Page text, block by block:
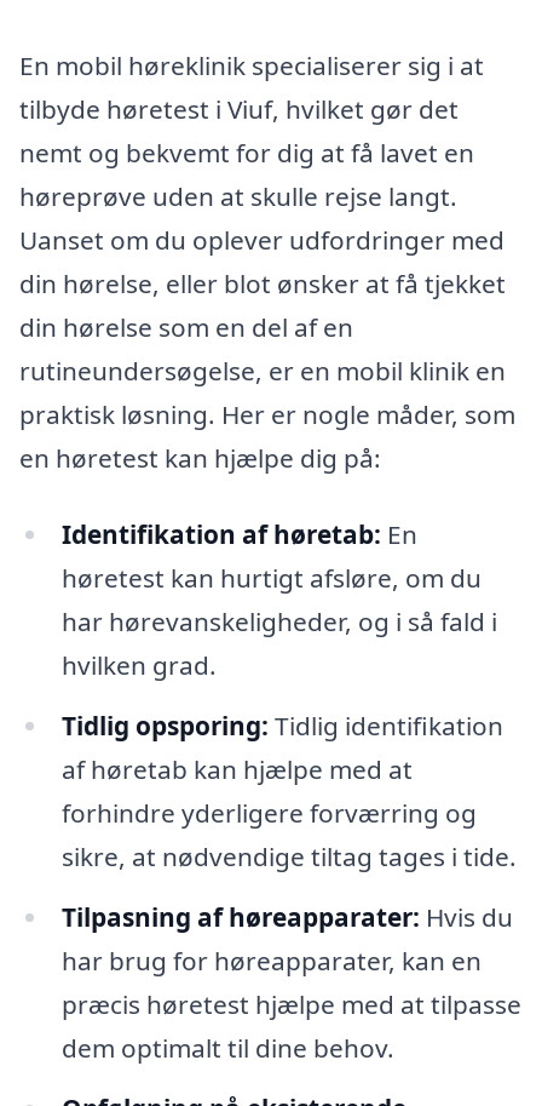
En mobil høreklinik specialiserer sig i at
tilbyde høretest i Viuf, hvilket gør det
nemt og bekvemt for dig at få lavet en
høreprøve uden at skulle rejse langt.
Uanset om du oplever udfordringer med
din hørelse, eller blot ønsker at få tjekket
din hørelse som en del af en
rutineundersøgelse, er en mobil klinik en
praktisk løsning. Her er nogle måder, som
en høretest kan hjælpe dig på:
Identifikation af høretab: En
høretest kan hurtigt afsløre, om du
har hørevanskeligheder, og i så fald i
hvilken grad.
Tidlig opsporing: Tidlig identifikation
af høretab kan hjælpe med at
forhindre yderligere forværring og
sikre, at nødvendige tiltag tages i tide.
Tilpasning af høreapparater: Hvis du
har brug for høreapparater, kan en
præcis høretest hjælpe med at tilpasse
dem optimalt til dine behov.